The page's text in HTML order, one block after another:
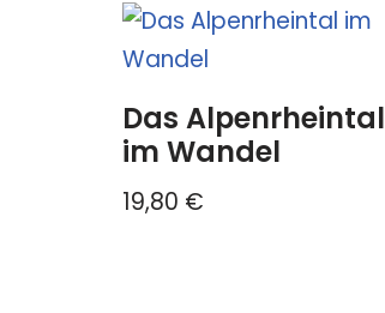
Das Alpenrheintal
im Wandel
19,80 €